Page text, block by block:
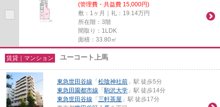
(管理費・共益費 15,000円)
敷：1ヶ月｜礼：19.14万円
所在階：3階
間取り：1LDK
面積：33.80㎡
賃貸｜マンション ユーコート上馬
東急世田谷線 「松陰神社前 」駅 徒歩5分
東急田園都市線 「駒沢大学 」駅 徒歩14分
東急世田谷線 「三軒茶屋 」駅 徒歩17分